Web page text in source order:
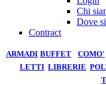
Chi
Dove
Contract
ARMADI BUFFET COMO'
LETTI LIBRERIE